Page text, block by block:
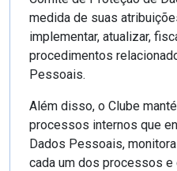
medida de suas
implementar, atualizar,
procedimentos
Pessoais.
Além disso, o Clube
processos internos que
Dados Pessoais,
cada um dos processos e